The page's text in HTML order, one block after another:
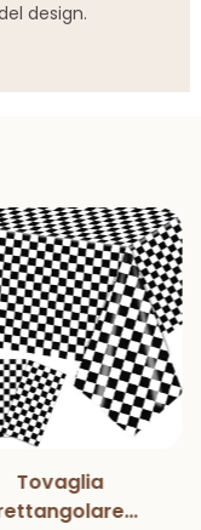
design.
Tovaglia